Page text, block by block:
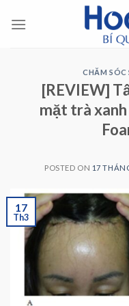
CHĂM SÓC
[REVIEW]
mặt trà
POSTED ON 17
17
Th3